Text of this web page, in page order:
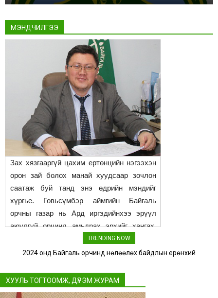
МЭНДЧИЛГЭЭ
Зах хязгааргүй цахим ертөнцийн нэгээхэн
орон зай болох манай хуудсаар зочлон
саатаж буй танд энэ өдрийн мэндийг
хүргье. Говьсүмбэр аймгийн Байгаль
орчны газар нь Ард иргэдийнхээ эрүүл
аюулгүй орчинд амьдрах эрхийг хангах,
нийгэм эдийн засгийн хөгжлийг ногоон
баримжаатайгаар байгаль орчны
үеийнхний эрх ашгийн үүднээс байгаль
орчныг хамгаалах,түүний нөөц баялгийг
TRENDING NOW
2024 онд Байгаль орчинд нөлөөлөх байдлын ерөнхий
ХУУЛЬ ТОГТООМЖ, ДҮРЭМ ЖУРАМ